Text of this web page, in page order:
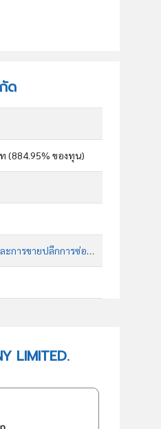
ด
(884.95% ของทุน)
G : การขายส่งและการขายปลีกการซ่อมยานยนต์และ จักรยานยนต์
LIMITED.